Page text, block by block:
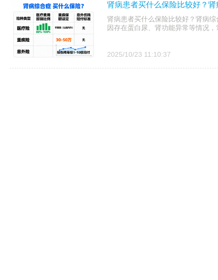
肾病患者买什么保险比较好？
肾病患者买什么保险比较好？肾病
因存在蛋白尿、肾功能异常等情况
2025/10/23 11:10:37